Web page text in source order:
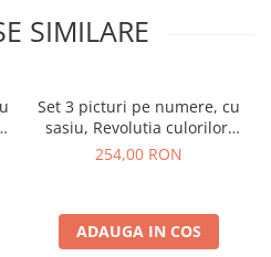
SIMILARE
Set 3 picturi pe numere, cu
sasiu, Revolutia culorilor,
50x150 cm
254,00 RON
ADAUGA IN COS